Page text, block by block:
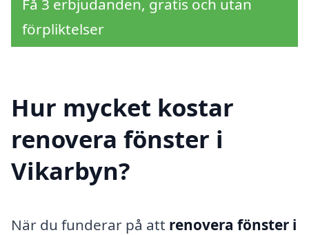
Få 3 erbjudanden, gratis och utan
förpliktelser
Hur mycket kostar
renovera fönster i
Vikarbyn?
När du funderar på att renovera fönster i